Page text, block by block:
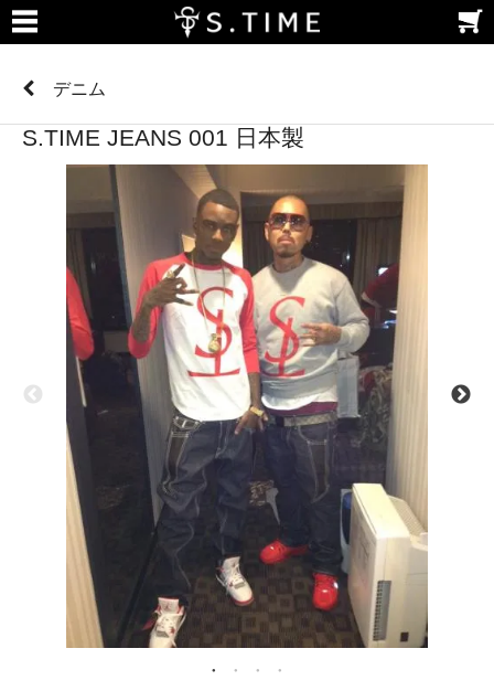
デニム
S.TIME JEANS 001 日本製